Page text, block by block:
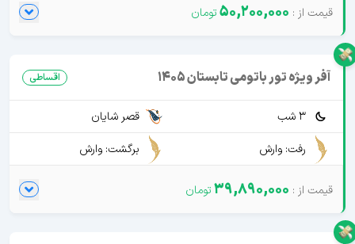
50,200,000
آفر ویژه تور باتومی تابستان 1405 اقساطی
3 شب
قصر شایان
رفت: وارش
برگشت: وارش
39,890,000